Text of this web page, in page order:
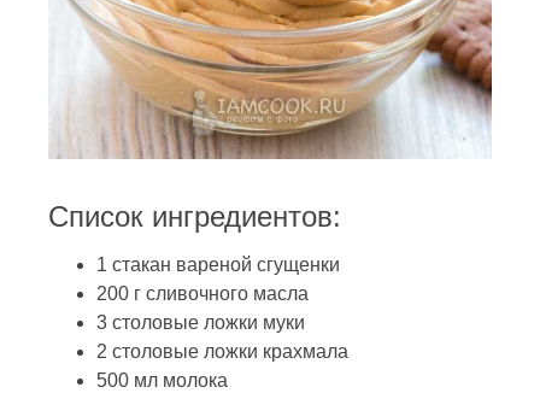
Список ингредиентов:
1 стакан вареной сгущенки
200 г сливочного масла
3 столовые ложки муки
2 столовые ложки крахмала
500 мл молока